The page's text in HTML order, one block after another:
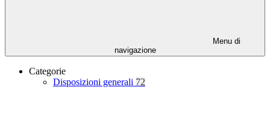
Menu di
navigazione
Categorie
Disposizioni generali 72